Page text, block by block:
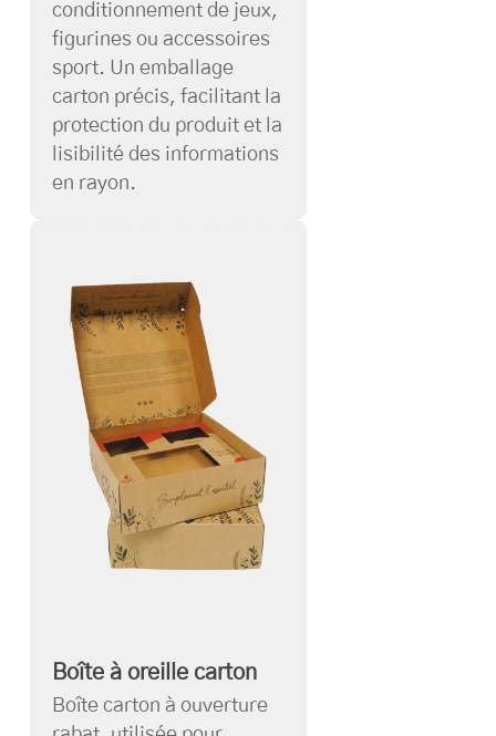
conditionnement de jeux,
figurines ou accessoires
sport. Un emballage
carton précis, facilitant la
protection du produit et la
lisibilité des informations
en rayon.
Boîte à oreille carton
Boîte carton à ouverture